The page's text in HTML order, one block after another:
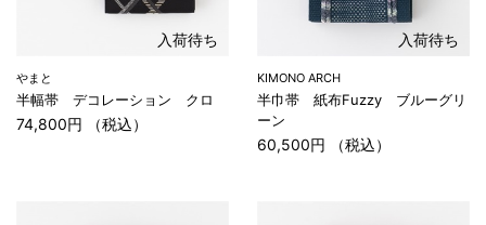
入荷待ち
やまと
半幅帯 デコレーション クロ
74,800円 （税込）
入荷待ち
KIMONO ARCH
半巾帯 紙布Fuzzy ブルーグリ
ーン
60,500円 （税込）